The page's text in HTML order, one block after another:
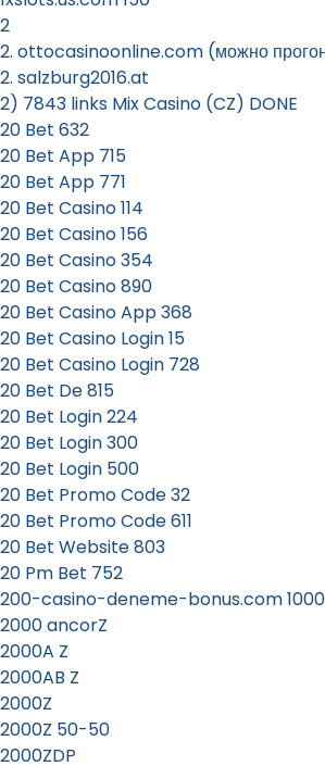
2
2. ottocasinoonline.com (можно
2. salzburg2016.at
2) 7843 links Mix Casino (CZ) DONE
20 Bet 632
20 Bet App 715
20 Bet App 771
20 Bet Casino 114
20 Bet Casino 156
20 Bet Casino 354
20 Bet Casino 890
20 Bet Casino App 368
20 Bet Casino Login 15
20 Bet Casino Login 728
20 Bet De 815
20 Bet Login 224
20 Bet Login 300
20 Bet Login 500
20 Bet Promo Code 32
20 Bet Promo Code 611
20 Bet Website 803
20 Pm Bet 752
200-casino-deneme-bonus.com 1000
2000 ancorZ
2000A Z
2000AB Z
2000Z
2000Z 50-50
2000ZDP